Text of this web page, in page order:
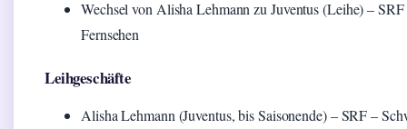
Wechsel von Alisha Lehmann zu Juventus (Leihe) –
Fernsehen
Leihgeschäfte
Alisha Lehmann (Juventus, bis Saisonende) – SRF –